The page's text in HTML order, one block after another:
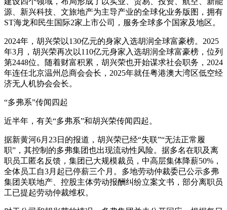
源、新兴科技、文旅地产为主导产业的全球化业务版图，拥有
ST海龙和民生国际2家上市公司，服务全球多个国家及地区。
2024年，胡兴荣以130亿元的身家入选胡润全球富豪榜。2025
年3月，胡兴荣再次以110亿元身家入选胡润全球富豪榜，位列
第2448位。随着财富积累，胡兴荣也开始谋求社会职务，2024
年连任北京温州总商会会长，2025年就任粤港澳大湾区低空经
济无人机协会会长。
“多弗系”传闻四起
近半年，有关“多弗系”和胡兴荣传闻四起。
据新黄河6月23日的报道，胡兴荣已经“失联”“无法正常履
职”，其控制的多弗集团也出现流动性风险。据多名在职及离
职员工匿名反馈，集团已大规模裁员，中高层集体降薪50%，
全体员工自3月起已停薪三个月。多地劳动仲裁委已公示多弗
集团关联地产、控股主体劳动报酬纠纷立案文书，部分离职员
工已提起劳动仲裁维权。